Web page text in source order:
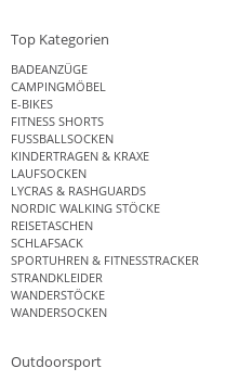
Top Kategorien
BADEANZÜGE
CAMPINGMÖBEL
E-BIKES
FITNESS SHORTS
FUSSBALLSOCKEN
KINDERTRAGEN & KRAXE
LAUFSOCKEN
LYCRAS & RASHGUARDS
NORDIC WALKING STÖCKE
REISETASCHEN
SCHLAFSACK
SPORTUHREN & FITNESSTRACKER
STRANDKLEIDER
WANDERSTÖCKE
WANDERSOCKEN
Outdoorsport